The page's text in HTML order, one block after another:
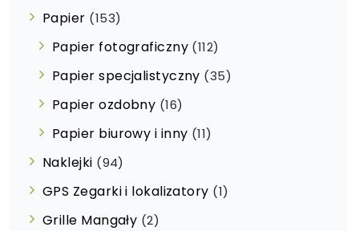
Papier (153)
Papier fotograficzny (112)
Papier specjalistyczny (35)
Papier ozdobny (16)
Papier biurowy i inny (11)
Naklejki (94)
GPS Zegarki i lokalizatory (1)
Grille Mangały (2)